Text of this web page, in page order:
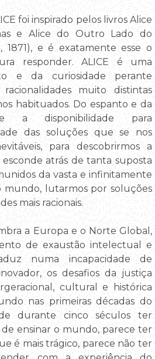
foi inspirado pelos livros Alice
e Alice do Outro Lado do
1871), e é exatamente esse o
responder. ALICE é uma
e da curiosidade perante
muito distintas
habituados. Do espanto e da
a disponibilidade para
das soluções que se nos
para descobrirmos a
atrás de tanta suposta
da vasta e infinitamente
mundo, lutarmos por soluções
mais racionais.
a Europa e o Norte Global,
de exaustão intelectual e
numa incapacidade de
os desafios da justiça
cultural e histórica
nas primeiras décadas do
durante cinco séculos ter
de ensinar o mundo, parece ter
é mais trágico, parece não ter